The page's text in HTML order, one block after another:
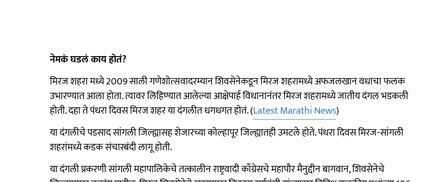
नेमकं घडलं काय होतं?
मिरज शहरा मध्ये 2009 साली गणेशोत्सवादरम्यान शिवसेनेकडून मिरज शहरामध्ये अफजलखान वधाचा फलक
उभारण्यात आला होता. त्यावर लिहिण्यात आलेल्या आक्षेपार्ह विधानानंतर मिरज शहरामध्ये जातीय दंगल भडकली
होती. दहा ते पंधरा दिवस मिरज शहर या दंगलीत धगधगत होतं. (Latest Marathi News)
या दंगलीचे पडसाद सांगली जिल्ह्यासह शेजारच्या कोल्हापूर जिल्ह्यातही उमटले होते. पंधरा दिवस मिरज-सांगली
शहरांमध्ये कडक संचारबंदी लागू होती.
या दंगली प्रकरणी सांगली महापालिकेचे तत्कालीन राष्ट्रवादी काँग्रेसचे महापौर मैनुद्दीन बागवान, शिवसेनेचे